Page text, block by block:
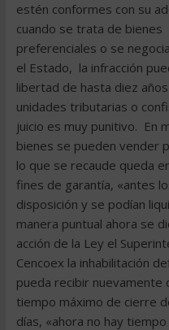
estén conformes con su
cuando se trata de
preferenciales o se
el Estado, la infracción
libertad de hasta diez
unidades tributarias o
juicio es muy punitivo. En
bienes se pueden vender
lo que se recaude queda
fines de garantía, «antes
disposición y se podían
manera puntual ahora se
acción de la Ley el
Cencoex la inhabilitación
pueda recibir
tiempo máximo de cierre
días, «ahora no hay